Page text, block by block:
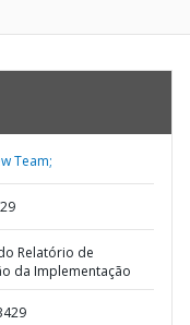
Team;
Relatório de
da Implementação